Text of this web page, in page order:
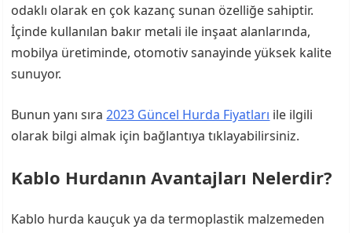
odaklı olarak en çok kazanç sunan özelliğe sahiptir.
İçinde kullanılan bakır metali ile inşaat alanlarında,
mobilya üretiminde, otomotiv sanayinde yüksek kalite
sunuyor.
Bunun yanı sıra2023 Güncel Hurda Fiyatları ile ilgili
olarak bilgi almak için bağlantıya tıklayabilirsiniz.
Kablo Hurdanın Avantajları Nelerdir?
Kablo hurda kauçuk ya da termoplastik malzemeden